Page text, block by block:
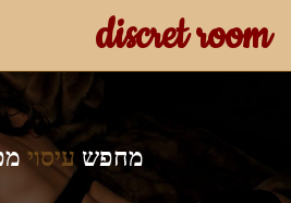
discret room
מחפש עיסוי